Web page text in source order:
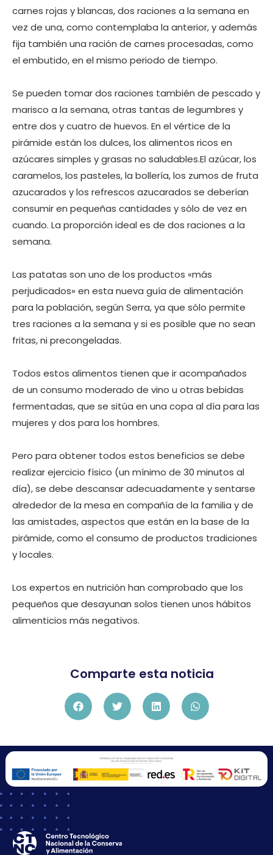
carnes rojas y blancas, dos raciones a la semana en
vez de una, como contemplaba la anterior, y además
fija también una ración de carnes procesadas, como
el embutido, en el mismo periodo de tiempo.
Se pueden tomar dos raciones también de pescado y
marisco a la semana, otras tantas de legumbres y
entre dos y cuatro de huevos. En el vértice de la
pirámide están los dulces, los alimentos ricos en
azúcares simples y grasas no saludables.El azúcar, los
caramelos, los pasteles, la bollería, los zumos de fruta
azucarados y los refrescos azucarados se deberían
consumir en pequeñas cantidades y sólo de vez en
cuando. La proporción ideal es de dos raciones a la
semana.
Las patatas son uno de los productos «más
perjudicados» en esta nueva guía de alimentación
para la población, según Serra, ya que sólo permite
tres raciones a la semana y si es posible que no sean
fritas, ni precongeladas.
Todos estos alimentos tienen que ir acompañados
de un consumo moderado de vino u otras bebidas
fermentadas, que se sitúa en una copa al día para las
mujeres y dos para los hombres.
Pero para obtener todos estos beneficios se debe
realizar ejercicio físico (un mínimo de 30 minutos al
día), se debe descansar adecuadamente y sentarse
alrededor de la mesa en compañía de la familia y de
las amistades, aspectos que están en la base de la
pirámide, como el consumo de productos tradiciones
y locales.
Los expertos en nutrición han comprobado que los
pequeños que desayunan solos tienen unos hábitos
alimenticios más negativos.
Comparte esta noticia